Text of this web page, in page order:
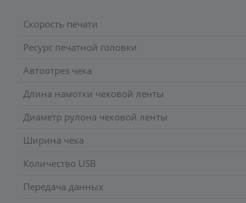
Скорость печати
Ресурс печатной головки
Автоотрез чека
Длина намотки чековой ленты
Диаметр рулона чековой ленты
Ширина чека
Количество USB
Передача данных